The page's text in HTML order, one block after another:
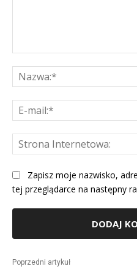
Zapisz moje nazwisko,
tej przeglądarce na następny
Poprzedni artykuł